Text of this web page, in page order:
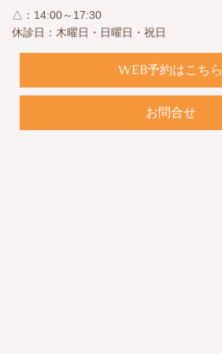
△：14:00～17:30
休診日：木曜日・日曜日・祝日
WEB予約はこちら
お問合せ